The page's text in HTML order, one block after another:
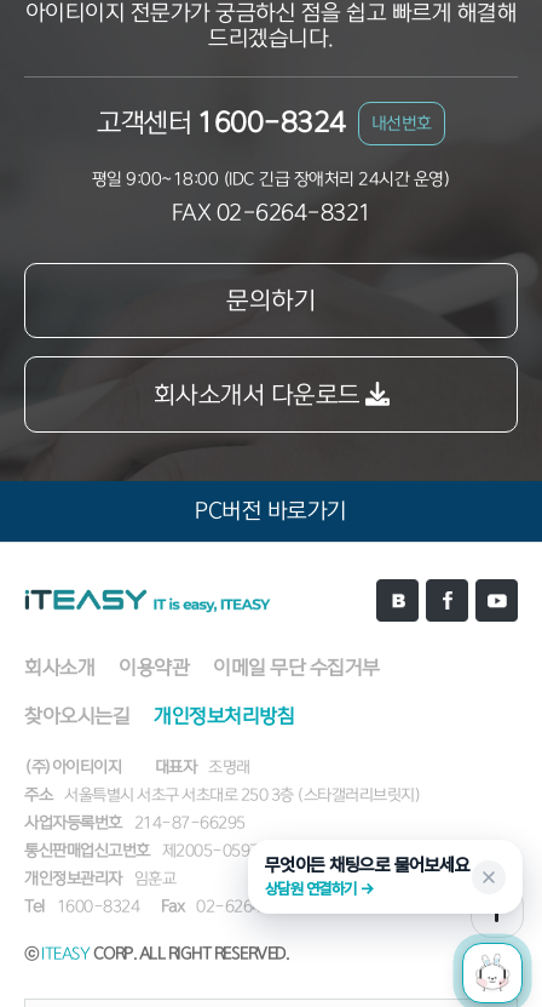
아이티이지 전문가가 궁금하신 점을 쉽고 빠르게 해결해
드리겠습니다.
고객센터 1600-8324 내선번호
평일 9:00~18:00 (IDC 긴급 장애처리 24시간 운영)
FAX 02-6264-8321
문의하기
회사소개서 다운로드
PC버전 바로가기
회사소개 이용약관 이메일 무단 수집거부
찾아오시는길 개인정보처리방침
(주)아이티이지 대표자
조명래
주소
서울특별시 서초구 서초대로 250 3층 (스타갤러리브릿지)
사업자등록번호
214-87-66295
통신판매업신고번호
제2005-05971호
개인정보관리자
임훈교
Tel
1600-8324 Fax 02-6264-8321
ⓒ ITEASY CORP. ALL RIGHT RESERVED.
무엇이든 채팅으로 물어보세요
상담원 연결하기 →